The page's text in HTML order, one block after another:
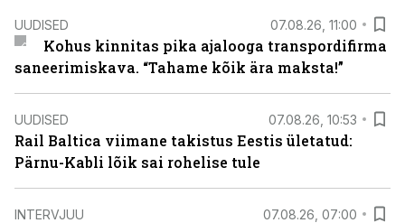
UUDISED 07.08.26, 11:00
Kohus kinnitas pika ajalooga transpordifirma
saneerimiskava. “Tahame kõik ära maksta!”
UUDISED 07.08.26, 10:53
Rail Baltica viimane takistus Eestis ületatud:
Pärnu-Kabli lõik sai rohelise tule
INTERVJUU 07.08.26, 07:00